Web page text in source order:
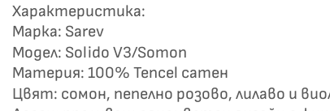
Характеристика:
Марка: Sarev
Модел: Solido V3/Somon
Материя: 100% Tencel сатен
Цвят: сомон, пепелно розово, лилаво и